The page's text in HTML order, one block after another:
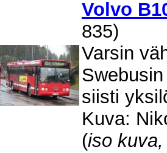
Volvo
835)
Varsin
siisti
Kuva:
(iso